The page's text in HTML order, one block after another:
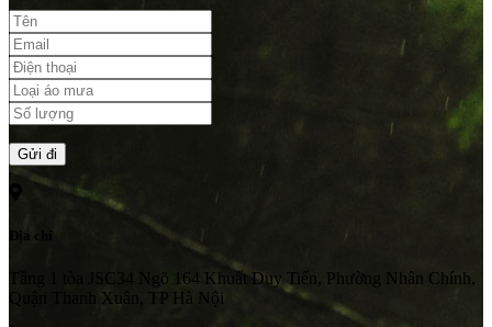
Địa chỉ
Tầng 1 tòa JSC34 Ngõ 164 Khuất Duy Tiến, Phường Nhân Chính,
Quận Thanh Xuân, TP Hà Nội